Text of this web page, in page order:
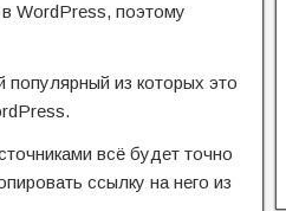
WordPress, поэтому
из которых это
всё будет точно
ссылку на него из